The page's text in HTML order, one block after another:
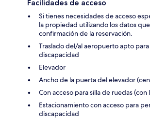
Facilidades de acceso
Si tienes necesidades de acceso
la propiedad utilizando los datos
confirmación de la reservación.
Traslado del/al aeropuerto apto
discapacidad
Elevador
Ancho de la puerta del elevador
Con acceso para silla de ruedas (con
Estacionamiento con acceso para
discapacidad